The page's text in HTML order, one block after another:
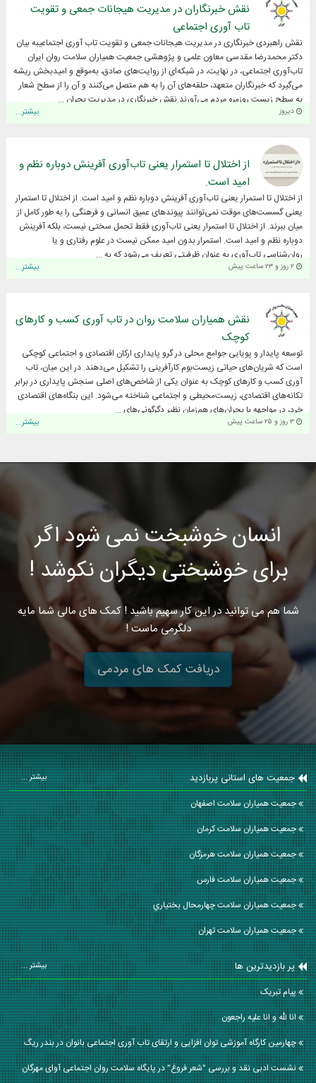
نقش خبرنگاران در مدیریت هیجانات جمعی و تقویت
تاب آوری اجتماعی
نقش راهبردی خبرنگاری در مدیریت هیجانات جمعی و تقویت تاب آوری اجتماعیبه بیان
دکتر محمدرضا مقدسی معاون علمی و پژوهشی جمعیت همیاران سلامت روان ایران
تاب‌آوری اجتماعی، در نهایت، در شبکه‌ای از روایت‌های صادق، به‌موقع و امیدبخش ریشه
می‌گیرد که خبرنگاران متعهد، حلقه‌های آن را به هم متصل می‌کنند و آن را از سطح شعار
به سطح زیست روزمره مردم می‌آورند.نقش خبرنگاری در مدیریت بحران ...
دیروز بیشتر...
از اختلال تا استمرار یعنی تاب‌آوری آفرینش دوباره نظم و
امید است.
از اختلال تا استمرار یعنی تاب‌آوری آفرینش دوباره نظم و امید است. از اختلال تا استمرار
یعنی گسست‌های موقت نمی‌توانند پیوندهای عمیق انسانی و فرهنگی را به طور کامل از
میان ببرند. از اختلال تا استمرار یعنی تاب‌آوری فقط تحمل سختی نیست، بلکه آفرینش
دوباره نظم و امید است. استمرار بدون امید ممکن نیست در علوم رفتاری و یا
روان‌شناسی تاب‌آوری به عنوان ظرفیتی تعریف می‌شود که به ...
۲ روز و ۲۳ ساعت پیش بیشتر...
نقش همیاران سلامت روان در تاب آوری کسب و کارهای
کوچک
توسعه پایدار و پویایی جوامع محلی در گرو پایداری ارکان اقتصادی و اجتماعی کوچکی
است که شریان‌های حیاتی زیست‌بوم کارآفرینی را تشکیل می‌دهند. در این میان، تاب
آوری کسب و کارهای کوچک به عنوان یکی از شاخص‌های اصلی سنجش پایداری در برابر
تکانه‌های اقتصادی، زیست‌محیطی و اجتماعی شناخته می‌شود. این بنگاه‌های اقتصادی
خرد، در مواجهه با بحران‌های هم‌زمان نظیر دگرگونی‌های ...
۳ روز و ۲۵ ساعت پیش بیشتر...
انسان خوشبخت نمی شود اگر
برای خوشبختی دیگران نکوشد !
شما هم می توانید در این کار سهیم باشید ! کمک های مالی شما مایه
دلگرمی ماست !
دریافت کمک های مردمی
جمعیت های استانی پربازدید بیشتر ...
جمعیت همیاران سلامت اصفهان
جمعیت همیاران سلامت كرمان
جمعیت همیاران سلامت هرمزگان
جمعیت همیاران سلامت فارس
جمعیت همیاران سلامت چهارمحال بختياري
جمعیت همیاران سلامت تهران
پر بازدیدترین ها بیشتر ...
پیام تبریک
انا لله و انا علیه راجعون
چهارمین کارگاه آموزشی توان افزایی و ارتقای تاب آوری اجتماعی بانوان در بندر ریگ
نشست ادبی نقد و بررسی "شعر فروغ" در پایگاه سلامت روان اجتماعی آوای مهرگان